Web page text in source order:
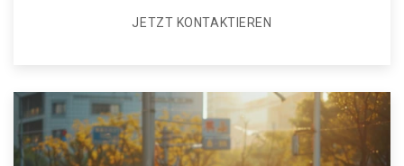
JETZT KONTAKTIEREN